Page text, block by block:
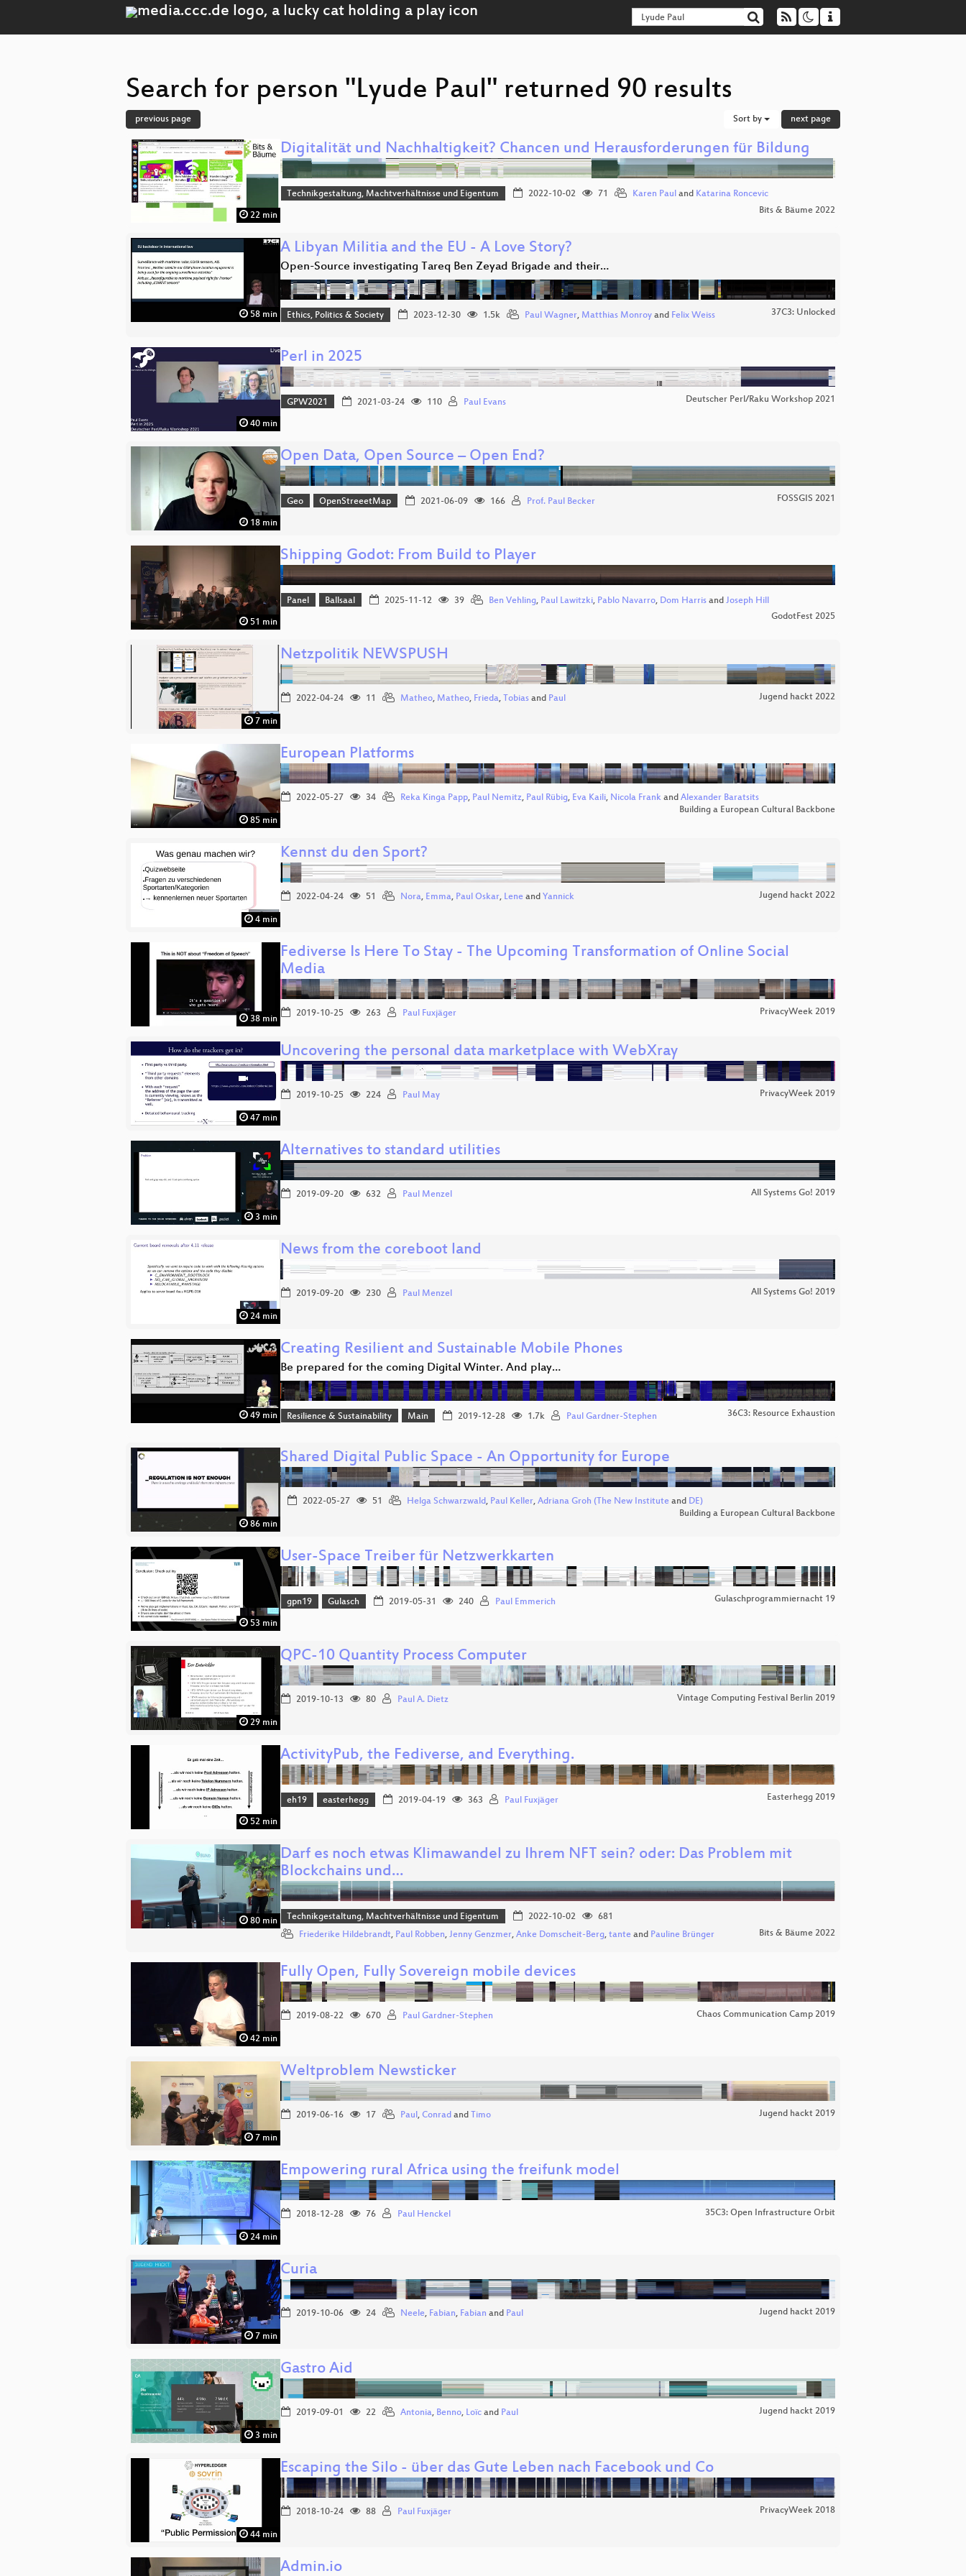
Search for person "Lyude Paul" returned 90 results
previous page Sort by next page
22 min
Digitalität und Nachhaltigkeit? Chancen und Herausforderungen für Bildung
Technikgestaltung, Machtverhältnisse und Eigentum 2022-10-02 71 Karen Pauland Katarina Roncevic
Bits & Bäume 2022
58 min
A Libyan Militia and the EU - A Love Story?
Open-Source investigating Tareq Ben Zeyad Brigade and their…
Ethics, Politics & Society 2023-12-30 1.5k Paul Wagner, Matthias Monroyand Felix Weiss 37C3: Unlocked
40 min
Perl in 2025
GPW2021 2021-03-24 110 Paul Evans Deutscher Perl/Raku Workshop 2021
18 min
Open Data, Open Source – Open End?
Geo OpenStreeetMap 2021-06-09 166 Prof. Paul Becker FOSSGIS 2021
51 min
Shipping Godot: From Build to Player
Panel Ballsaal 2025-11-12 39 Ben Vehling, Paul Lawitzki, Pablo Navarro, Dom Harrisand Joseph Hill
GodotFest 2025
7 min
Netzpolitik NEWSPUSH
2022-04-24 11 Matheo, Matheo, Frieda, Tobias and Paul Jugend hackt 2022
85 min
European Platforms
2022-05-27 34 Reka Kinga Papp, Paul Nemitz, Paul Rübig, Eva Kaili, Nicola Frank and Alexander Baratsits
Building a European Cultural Backbone
4 min
Kennst du den Sport?
2022-04-24 51 Nora, Emma, Paul Oskar, Lene and Yannick Jugend hackt 2022
38 min
Fediverse Is Here To Stay - The Upcoming Transformation of Online Social
Media
2019-10-25 263 Paul Fuxjäger PrivacyWeek 2019
47 min
Uncovering the personal data marketplace with WebXray
2019-10-25 224 Paul May PrivacyWeek 2019
3 min
Alternatives to standard utilities
2019-09-20 632 Paul Menzel All Systems Go! 2019
24 min
News from the coreboot land
2019-09-20 230 Paul Menzel All Systems Go! 2019
49 min
Creating Resilient and Sustainable Mobile Phones
Be prepared for the coming Digital Winter. And play…
Resilience & Sustainability Main 2019-12-28 1.7k Paul Gardner-Stephen 36C3: Resource Exhaustion
86 min
Shared Digital Public Space - An Opportunity for Europe
2022-05-27 51 Helga Schwarzwald, Paul Keller, Adriana Groh (The New Institute and DE)
Building a European Cultural Backbone
53 min
User-Space Treiber für Netzwerkkarten
gpn19 Gulasch 2019-05-31 240 Paul Emmerich Gulaschprogrammiernacht 19
29 min
QPC-10 Quantity Process Computer
2019-10-13 80 Paul A. Dietz Vintage Computing Festival Berlin 2019
52 min
ActivityPub, the Fediverse, and Everything.
eh19 easterhegg 2019-04-19 363 Paul Fuxjäger Easterhegg 2019
80 min
Darf es noch etwas Klimawandel zu Ihrem NFT sein? oder: Das Problem mit
Blockchains und…
Technikgestaltung, Machtverhältnisse und Eigentum 2022-10-02
681
Friederike Hildebrandt, Paul Robben, Jenny Genzmer, Anke Domscheit-Berg, tante and Pauline Brünger Bits & Bäume 2022
42 min
Fully Open, Fully Sovereign mobile devices
2019-08-22 670 Paul Gardner-Stephen Chaos Communication Camp 2019
7 min
Weltproblem Newsticker
2019-06-16 17 Paul , Conrad and Timo Jugend hackt 2019
24 min
Empowering rural Africa using the freifunk model
2018-12-28 76 Paul Henckel 35C3: Open Infrastructure Orbit
7 min
Curia
2019-10-06 24 Neele, Fabian, Fabian and Paul Jugend hackt 2019
3 min
Gastro Aid
2019-09-01 22 Antonia, Benno, Loïc and Paul Jugend hackt 2019
44 min
Escaping the Silo - über das Gute Leben nach Facebook und Co
2018-10-24 88 Paul Fuxjäger PrivacyWeek 2018
Admin.io